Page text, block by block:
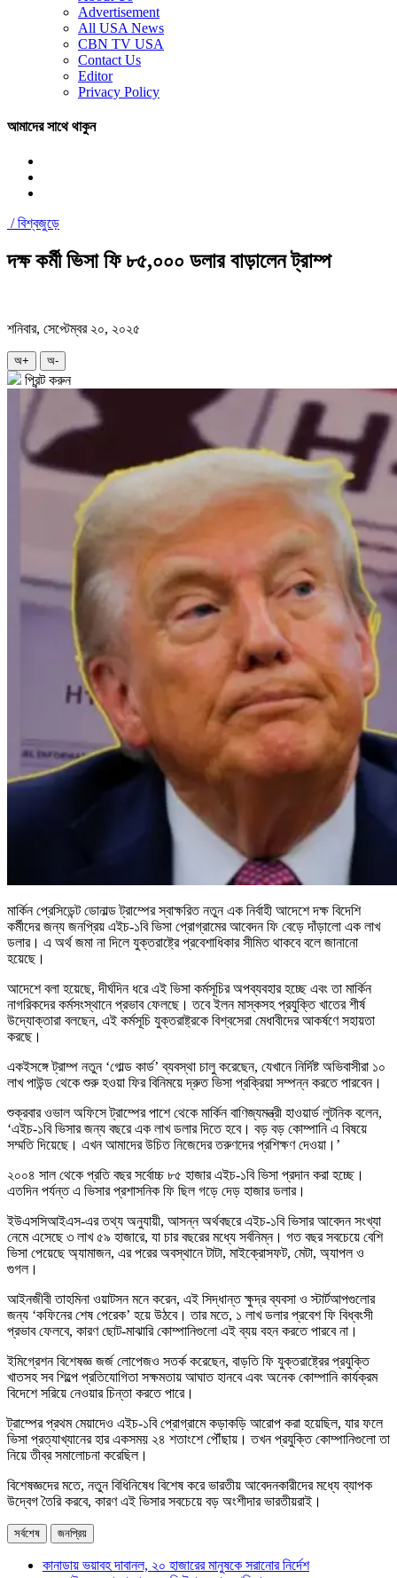
Advertisement
All USA News
CBN TV USA
Contact Us
Editor
Privacy Policy
আমাদের সাথে থাকুন
/বিশ্বজুড়ে
দক্ষ কর্মী ভিসা ফি ৮৫,০০০ ডলার বাড়ালেন ট্রাম্প
শনিবার, সেপ্টেম্বর ২০, ২০২৫
অ+ অ-
প্রিন্ট করুন
মার্কিন প্রেসিডেন্ট ডোনাল্ড ট্রাম্পের স্বাক্ষরিত নতুন এক নির্বাহী আদেশে দক্ষ বিদেশি
কর্মীদের জন্য জনপ্রিয় এইচ-১বি ভিসা প্রোগ্রামের আবেদন ফি বেড়ে দাঁড়ালো এক লাখ
ডলার। এ অর্থ জমা না দিলে যুক্তরাষ্ট্রে প্রবেশাধিকার সীমিত থাকবে বলে জানানো
হয়েছে।
আদেশে বলা হয়েছে, দীর্ঘদিন ধরে এই ভিসা কর্মসূচির অপব্যবহার হচ্ছে এবং তা মার্কিন
নাগরিকদের কর্মসংস্থানে প্রভাব ফেলছে। তবে ইলন মাস্কসহ প্রযুক্তি খাতের শীর্ষ
উদ্যোক্তারা বলছেন, এই কর্মসূচি যুক্তরাষ্ট্রকে বিশ্বসেরা মেধাবীদের আকর্ষণে সহায়তা
করছে।
একইসঙ্গে ট্রাম্প নতুন ‘গোল্ড কার্ড’ ব্যবস্থা চালু করেছেন, যেখানে নির্দিষ্ট অভিবাসীরা ১০
লাখ পাউন্ড থেকে শুরু হওয়া ফির বিনিময়ে দ্রুত ভিসা প্রক্রিয়া সম্পন্ন করতে পারবেন।
শুক্রবার ওভাল অফিসে ট্রাম্পের পাশে থেকে মার্কিন বাণিজ্যমন্ত্রী হাওয়ার্ড লুটনিক বলেন,
‘এইচ-১বি ভিসার জন্য বছরে এক লাখ ডলার দিতে হবে। বড় বড় কোম্পানি এ বিষয়ে
সম্মতি দিয়েছে। এখন আমাদের উচিত নিজেদের তরুণদের প্রশিক্ষণ দেওয়া।’
২০০৪ সাল থেকে প্রতি বছর সর্বোচ্চ ৮৫ হাজার এইচ-১বি ভিসা প্রদান করা হচ্ছে।
এতদিন পর্যন্ত এ ভিসার প্রশাসনিক ফি ছিল গড়ে দেড় হাজার ডলার।
ইউএসসিআইএস-এর তথ্য অনুযায়ী, আসন্ন অর্থবছরে এইচ-১বি ভিসার আবেদন সংখ্যা
নেমে এসেছে ৩ লাখ ৫৯ হাজারে, যা চার বছরের মধ্যে সর্বনিম্ন। গত বছর সবচেয়ে বেশি
ভিসা পেয়েছে অ্যামাজন, এর পরের অবস্থানে টাটা, মাইক্রোসফট, মেটা, অ্যাপল ও
গুগল।
আইনজীবী তাহমিনা ওয়াটসন মনে করেন, এই সিদ্ধান্ত ক্ষুদ্র ব্যবসা ও স্টার্টআপগুলোর
জন্য ‘কফিনের শেষ পেরেক’ হয়ে উঠবে। তার মতে, ১ লাখ ডলার প্রবেশ ফি বিধ্বংসী
প্রভাব ফেলবে, কারণ ছোট-মাঝারি কোম্পানিগুলো এই ব্যয় বহন করতে পারবে না।
ইমিগ্রেশন বিশেষজ্ঞ জর্জ লোপেজও সতর্ক করেছেন, বাড়তি ফি যুক্তরাষ্ট্রের প্রযুক্তি
খাতসহ সব শিল্পে প্রতিযোগিতা সক্ষমতায় আঘাত হানবে এবং অনেক কোম্পানি কার্যক্রম
বিদেশে সরিয়ে নেওয়ার চিন্তা করতে পারে।
ট্রাম্পের প্রথম মেয়াদেও এইচ-১বি প্রোগ্রামে কড়াকড়ি আরোপ করা হয়েছিল, যার ফলে
ভিসা প্রত্যাখ্যানের হার একসময় ২৪ শতাংশে পৌঁছায়। তখন প্রযুক্তি কোম্পানিগুলো তা
নিয়ে তীব্র সমালোচনা করেছিল।
বিশেষজ্ঞদের মতে, নতুন বিধিনিষেধ বিশেষ করে ভারতীয় আবেদনকারীদের মধ্যে ব্যাপক
উদ্বেগ তৈরি করবে, কারণ এই ভিসার সবচেয়ে বড় অংশীদার ভারতীয়রাই।
সর্বশেষ জনপ্রিয়
কানাডায় ভয়াবহ দাবানল, ২০ হাজারের মানুষকে সরানোর নির্দেশ